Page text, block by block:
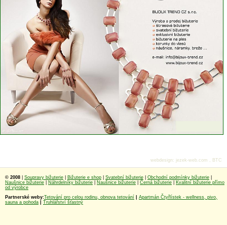
© 2008 Soupravy bižuterie Bižuterie e shop Svatební bižuterie Obchodní podmínky bižuterie
Naušnice bižuterie
Náhrdelníky bižuterie Naušnice bižuterie Černá bižuterie
Kvalitní bižuterie přímo
od výrobce
Partnerské weby:Tetování pro celou rodinu, obnova tetování
Apartmán Čtyřlístek - wellness, pivo,
sauna a pohoda
Truhlářství šťastný
webdesign: jezek-web.com , BTC